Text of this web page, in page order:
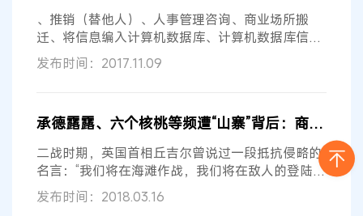
、推销（替他人）、人事管理咨询、商业场所搬
迁、将信息编入计算机数据库、计算机数据库信息
系统化、绘制账单、账目报表等服务上，专用权期
限经续展至2025年8月13日止。2016年7月27日，
会提出无效宣告申请，其主要理由为： 一、争议商
标与表明予以保护的官方标志“315 ”、“12315”近
似，违反了2013年
发布时间：2017.11.09
承德露露、六个核桃等频遭“山寨”背后：商标价值高，侵权成本低
二战时期，英国首相丘吉尔曾说过一段抵抗侵略的
名言：“我们将在海滩作战，我们将在敌人的登陆点
作战，我们将在田野和街头作战，我们将在山区作
战。” 从今年央视“3·15”晚会所曝光的情况来看，现
发布时间：2018.03.16